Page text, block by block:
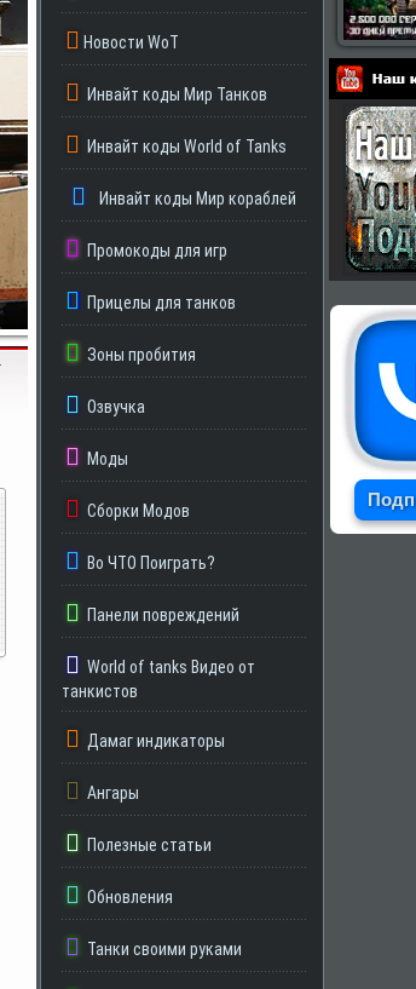
Партнеры
Новости WoT
Инвайт коды Мир Танков
Инвайт коды World of Tanks
Инвайт коды Мир кораблей
Промокоды для игр
Прицелы для танков
Зоны пробития
Озвучка
Моды
Сборки Модов
Во ЧТО Поиграть?
Панели повреждений
World of tanks Видео от
танкистов
Дамаг индикаторы
Ангары
Полезные статьи
Обновления
Танки своими руками